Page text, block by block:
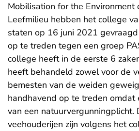
Mobilisation for the Environment
Leefmilieu hebben het college
staten op 16 juni 2021
op te treden tegen een groep
college heeft in de eerste 6
heeft behandeld zowel voor de
bemesten van de weiden
handhavend op te treden omdat
van een natuurvergunningplicht.
veehouderijen zijn volgens het